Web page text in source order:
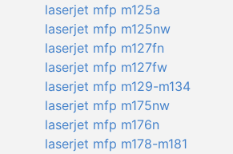
laserjet mfp m125a
laserjet mfp m125nw
laserjet mfp m127fn
laserjet mfp m127fw
laserjet mfp m129-m134
laserjet mfp m175nw
laserjet mfp m176n
laserjet mfp m178-m181